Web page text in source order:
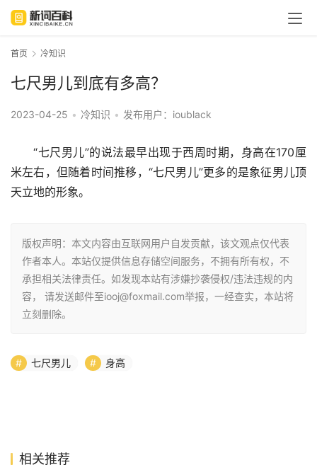
首页 冷知识
七尺男儿到底有多高？
2023-04-25 • 冷知识 • 发布用户：ioublack
“七尺男儿”的说法最早出现于西周时期，身高在170厘
米左右，但随着时间推移，“七尺男儿”更多的是象征男儿顶
天立地的形象。
版权声明：本文内容由互联网用户自发贡献，该文观点仅代表
作者本人。本站仅提供信息存储空间服务，不拥有所有权，不
承担相关法律责任。如发现本站有涉嫌抄袭侵权/违法违规的内
容， 请发送邮件至iooj@foxmail.com举报，一经查实，本站将
立刻删除。
七尺男儿 身高
相关推荐